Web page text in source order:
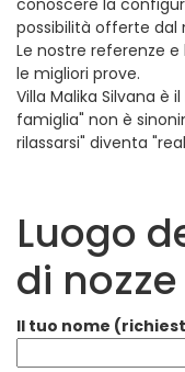
conoscere la
possibilità offerte dal
Le nostre referenze
le migliori prove.
Villa Malika Silvana è
famiglia" non è
rilassarsi" diventa
Luogo
di
Il tuo nome